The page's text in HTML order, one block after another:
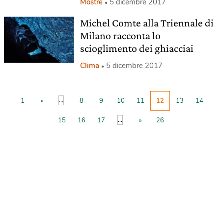
Mostre 5 dicembre 2017
Michel Comte alla Triennale di
Milano racconta lo
scioglimento dei ghiacciai
Clima 5 dicembre 2017
1 « ... 8 9 10 11 12 13 14
15 16 17 ... » 26